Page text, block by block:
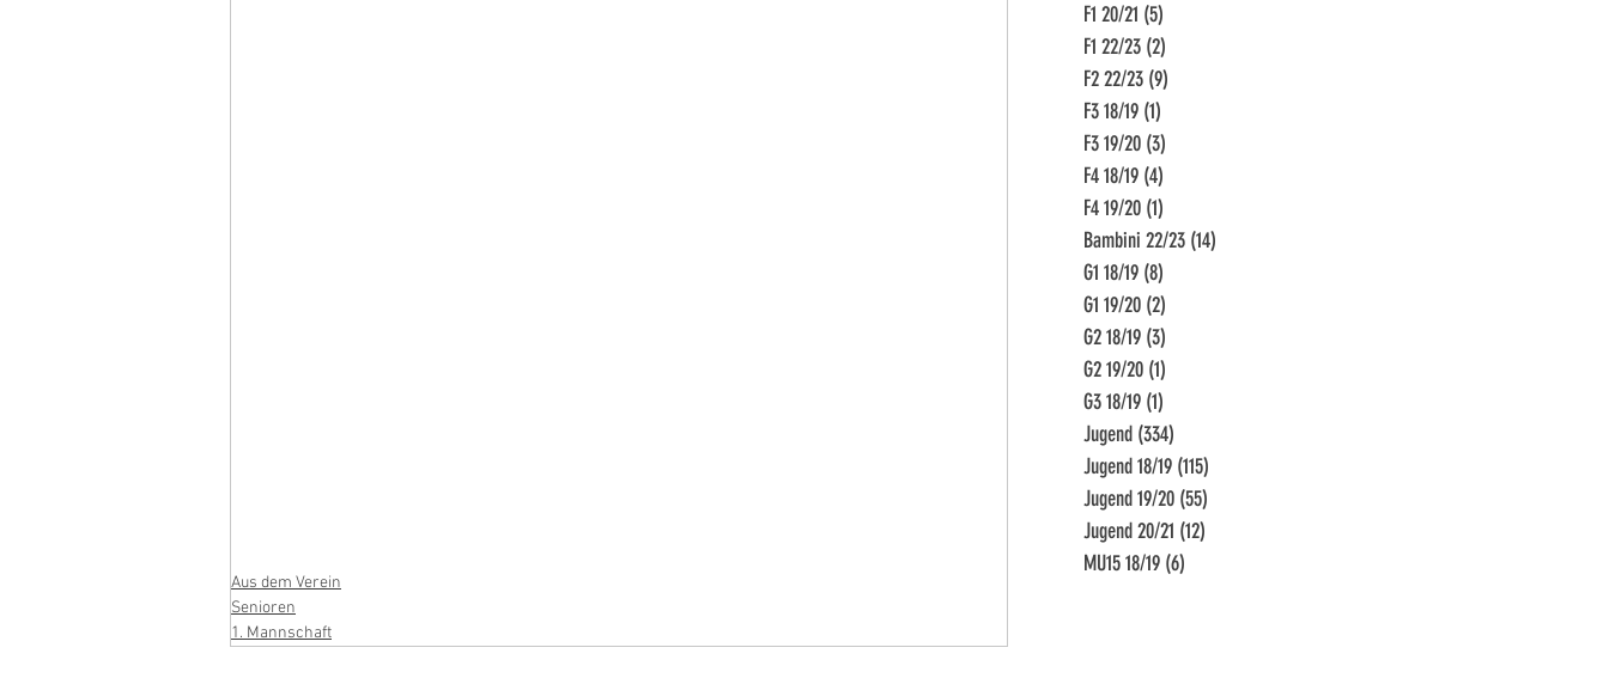
Aus dem Verein
Senioren
1. Mannschaft
F1 20/21 (5)
F1 22/23 (2)
F2 22/23 (9)
F3 18/19 (1)
F3 19/20 (3)
F4 18/19 (4)
F4 19/20 (1)
Bambini 22/23 (14)
G1 18/19 (8)
G1 19/20 (2)
G2 18/19 (3)
G2 19/20 (1)
G3 18/19 (1)
Jugend (334)
Jugend 18/19 (115)
Jugend 19/20 (55)
Jugend 20/21 (12)
MU15 18/19 (6)